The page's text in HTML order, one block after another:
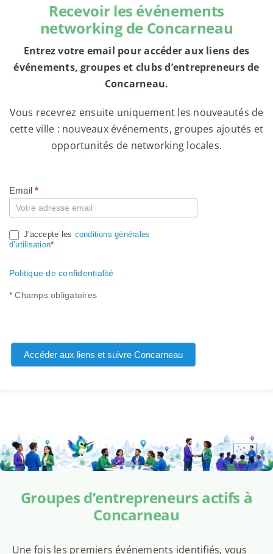
Recevoir les événements
networking de Concarneau
Entrez votre email pour accéder aux liens des
événements, groupes et clubs d’entrepreneurs de
Concarneau.
Vous recevrez ensuite uniquement les nouveautés de
cette ville : nouveaux événements, groupes ajoutés et
opportunités de networking locales.
Compte
Email*
J'accepte les conditions générales
d’utilisation*
Politique de confidentialité
* Champs obligatoires
Accéder aux liens et suivre Concarneau
Groupes d’entrepreneurs actifs à
Concarneau
Une fois les premiers événements identifiés, vous